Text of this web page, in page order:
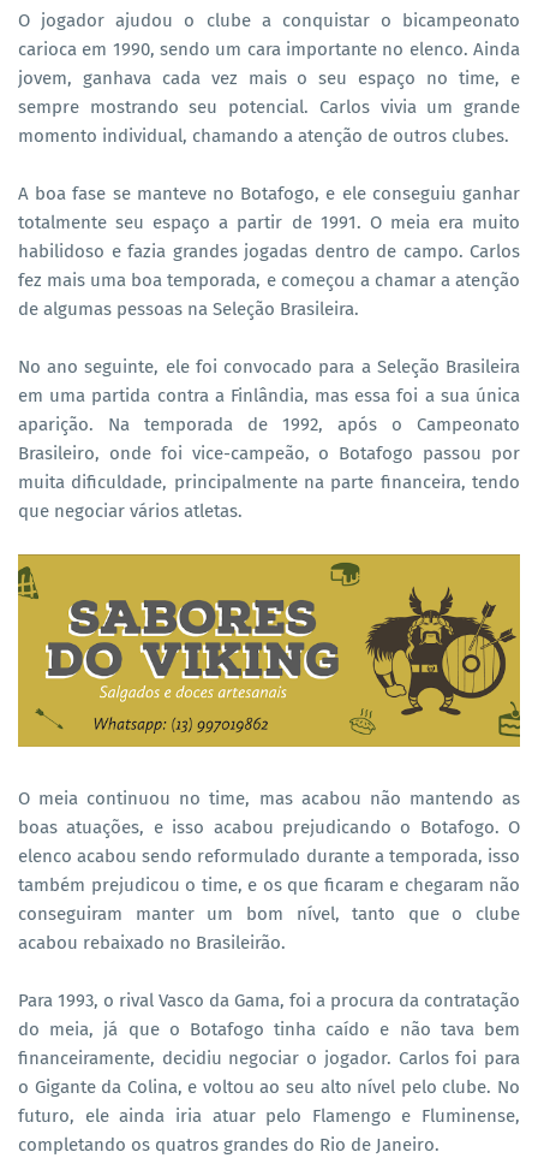
O jogador ajudou o clube a conquistar o bicampeonato
carioca em 1990, sendo um cara importante no elenco. Ainda
jovem, ganhava cada vez mais o seu espaço no time, e
sempre mostrando seu potencial. Carlos vivia um grande
momento individual, chamando a atenção de outros clubes.
A boa fase se manteve no Botafogo, e ele conseguiu ganhar
totalmente seu espaço a partir de 1991. O meia era muito
habilidoso e fazia grandes jogadas dentro de campo. Carlos
fez mais uma boa temporada, e começou a chamar a atenção
de algumas pessoas na Seleção Brasileira.
No ano seguinte, ele foi convocado para a Seleção Brasileira
em uma partida contra a Finlândia, mas essa foi a sua única
aparição. Na temporada de 1992, após o Campeonato
Brasileiro, onde foi vice-campeão, o Botafogo passou por
muita dificuldade, principalmente na parte financeira, tendo
que negociar vários atletas.
O meia continuou no time, mas acabou não mantendo as
boas atuações, e isso acabou prejudicando o Botafogo. O
elenco acabou sendo reformulado durante a temporada, isso
também prejudicou o time, e os que ficaram e chegaram não
conseguiram manter um bom nível, tanto que o clube
acabou rebaixado no Brasileirão.
Para 1993, o rival Vasco da Gama, foi a procura da contratação
do meia, já que o Botafogo tinha caído e não tava bem
financeiramente, decidiu negociar o jogador. Carlos foi para
o Gigante da Colina, e voltou ao seu alto nível pelo clube. No
futuro, ele ainda iria atuar pelo Flamengo e Fluminense,
completando os quatros grandes do Rio de Janeiro.